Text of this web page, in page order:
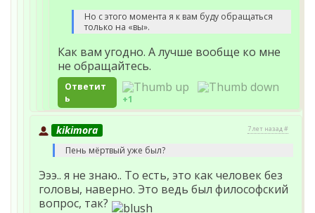
Но с этого момента я к вам буду обращаться
только на «вы».
Как вам угодно. А лучше вообще ко мне
не обращайтесь.
Ответит
ь
+1
kikimora 7 лет назад #
Пень мёртвый уже был?
Эээ.. я не знаю.. То есть, это как человек без
головы, наверно. Это ведь был философский
вопрос, так?